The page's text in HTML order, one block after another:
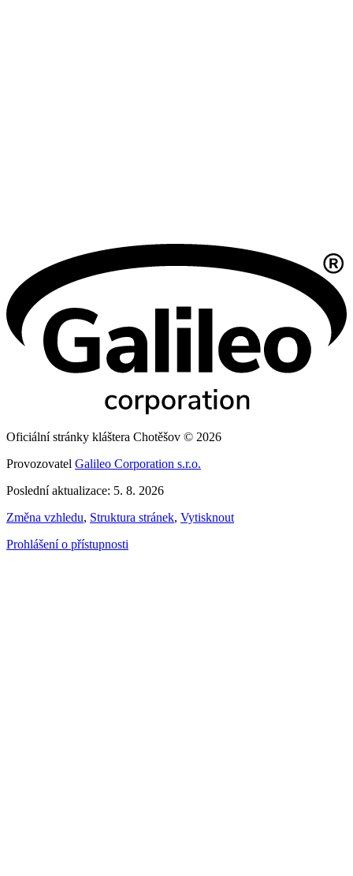
Oficiální stránky kláštera Chotěšov © 2026
Provozovatel Galileo Corporation s.r.o.
Poslední aktualizace: 5. 8. 2026
Změna vzhledu, Struktura stránek, Vytisknout
Prohlášení o přístupnosti